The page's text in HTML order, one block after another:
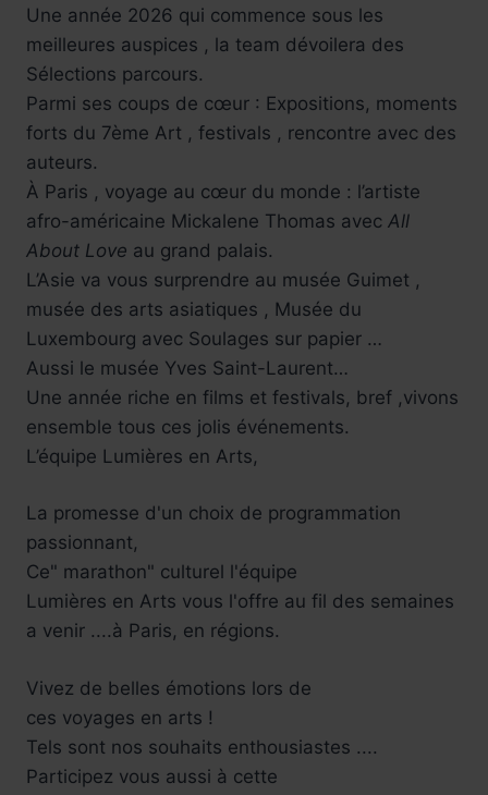
Une année 2026 qui commence sous les
meilleures auspices , la team dévoilera des
Sélections parcours.
Parmi ses coups de cœur : Expositions, moments
forts du 7ème Art , festivals , rencontre avec des
auteurs.
À Paris , voyage au cœur du monde : l’artiste
afro-américaine Mickalene Thomas avec All
About Love au grand palais.
L’Asie va vous surprendre au musée Guimet ,
musée des arts asiatiques , Musée du
Luxembourg avec Soulages sur papier …
Aussi le musée Yves Saint-Laurent…
Une année riche en films et festivals, bref ,vivons
ensemble tous ces jolis événements.
L’équipe Lumières en Arts,
La promesse d'un choix de programmation
passionnant,
Ce" marathon" culturel l'équipe
Lumières en Arts vous l'offre au fil des semaines
a venir ....à Paris, en régions.
Vivez de belles émotions lors de
ces voyages en arts !
Tels sont nos souhaits enthousiastes ....
Participez vous aussi à cette